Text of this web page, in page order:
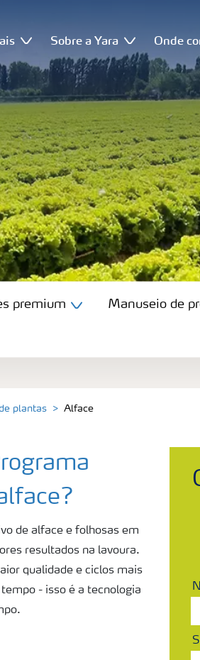
Sobre a Yara Onde
premium Manuseio de
plantas Alface
de alface e folhosas em
resultados na lavoura.
qualidade e ciclos mais
- isso é a tecnologia